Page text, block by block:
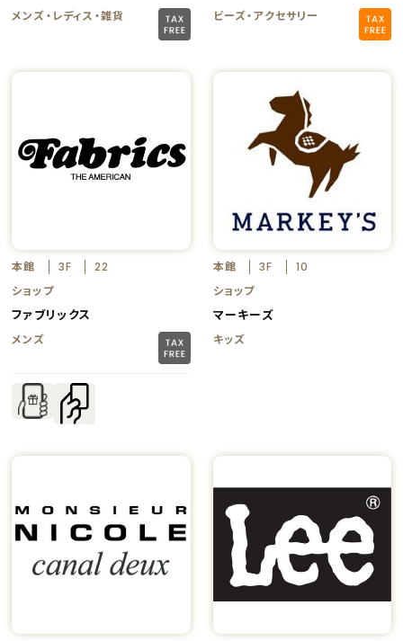
メンズ・レディス・雑貨 ビーズ・アクセサリー
本館 3F
22
ショップ
ファブリックス
メンズ
本館 3F
10
ショップ
マーキーズ
キッズ